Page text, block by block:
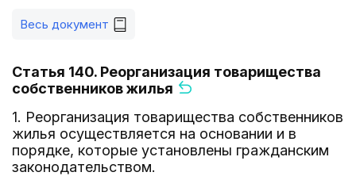
Весь документ
Статья 140. Реорганизация товарищества
собственников жилья
1. Реорганизация товарищества собственников
жилья осуществляется на основании и в
порядке, которые установлены гражданским
законодательством.